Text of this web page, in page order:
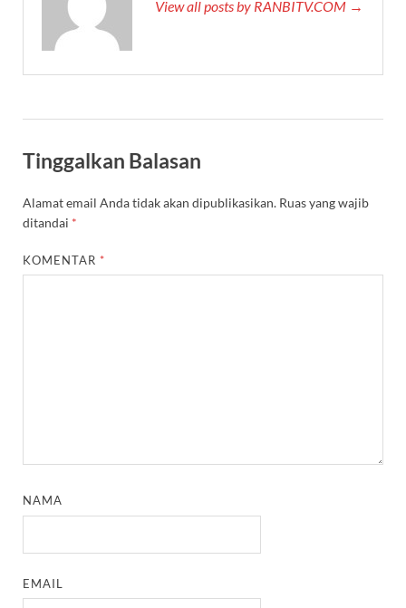
View all posts by RANBITV.COM →
Tinggalkan Balasan
Alamat email Anda tidak akan dipublikasikan. Ruas yang wajib
ditandai *
KOMENTAR *
NAMA
EMAIL